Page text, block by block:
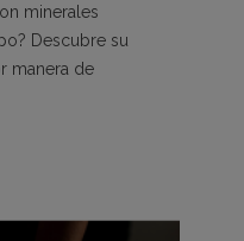
minerales
Descubre su
manera de